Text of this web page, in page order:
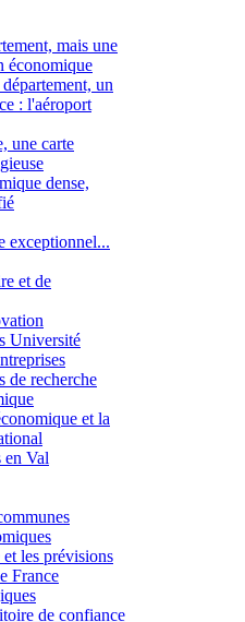
mais une
économique
un
: l'aéroport
une carte
dense,
exceptionnel...
et de
Université
de recherche
et la
en Val
les prévisions
France
de confiance